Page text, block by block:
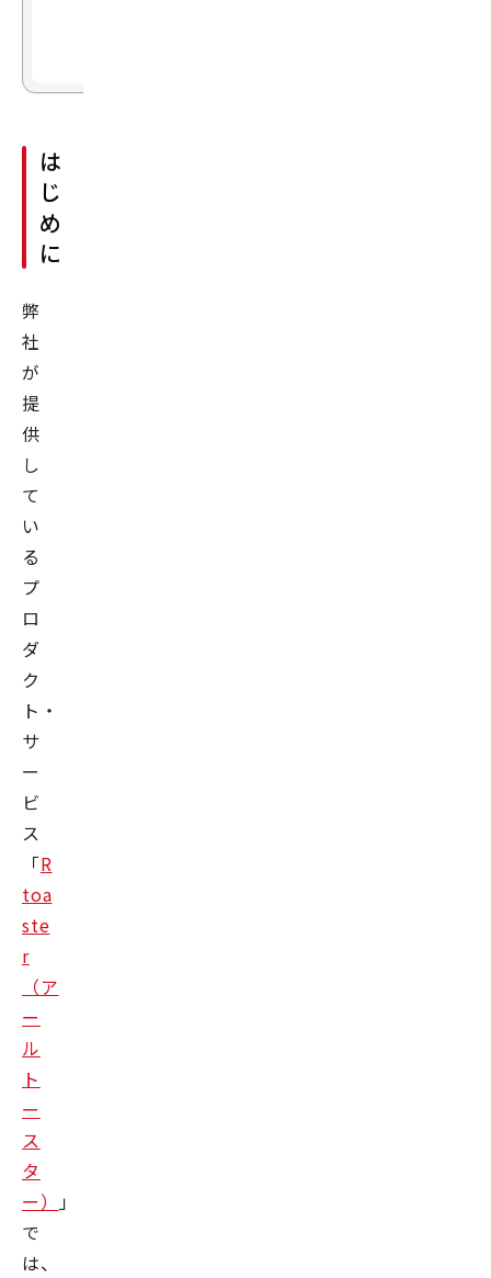
は
じ
め
に
弊
社
が
提
供
し
て
い
る
プ
ロ
ダ
ク
ト・
サ
ー
ビ
ス
「R
toa
ste
r
（ア
ー
ル
ト
ー
ス
タ
ー） 」
で
は、